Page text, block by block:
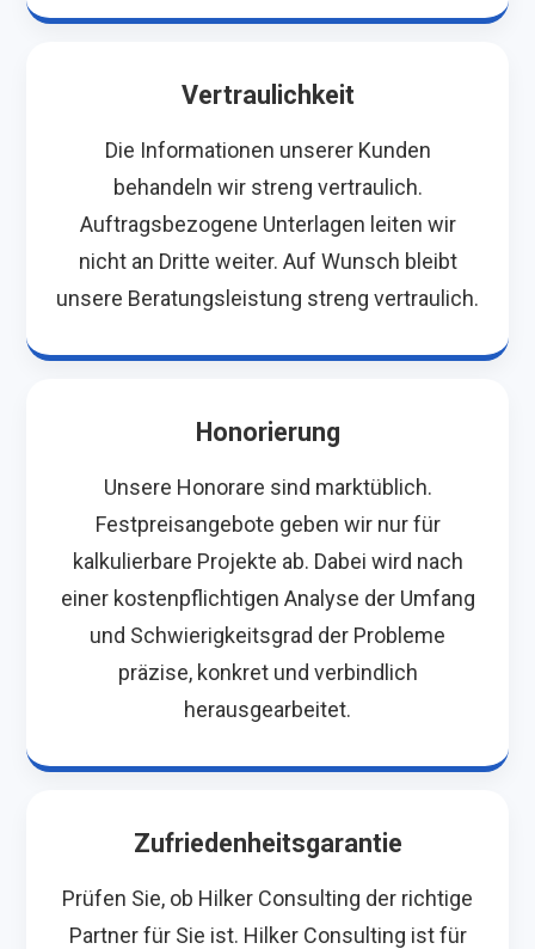
Vertraulichkeit
Die Informationen unserer Kunden
behandeln wir streng vertraulich.
Auftragsbezogene Unterlagen leiten wir
nicht an Dritte weiter. Auf Wunsch bleibt
unsere Beratungsleistung streng vertraulich.
Honorierung
Unsere Honorare sind marktüblich.
Festpreisangebote geben wir nur für
kalkulierbare Projekte ab. Dabei wird nach
einer kostenpflichtigen Analyse der Umfang
und Schwierigkeitsgrad der Probleme
präzise, konkret und verbindlich
herausgearbeitet.
Zufriedenheitsgarantie
Prüfen Sie, ob Hilker Consulting der richtige
Partner für Sie ist. Hilker Consulting ist für